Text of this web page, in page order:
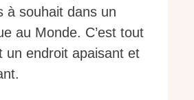
à souhait dans un
au Monde. C’est tout
un endroit apaisant et